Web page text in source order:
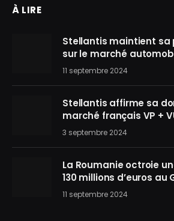
À LIRE
Stellantis maintient sa
sur le marché
11 septembre 2024
Stellantis affirme sa
marché français VP +
3 septembre 2024
La Roumanie octroie
130 millions d’euros au
11 septembre 2024